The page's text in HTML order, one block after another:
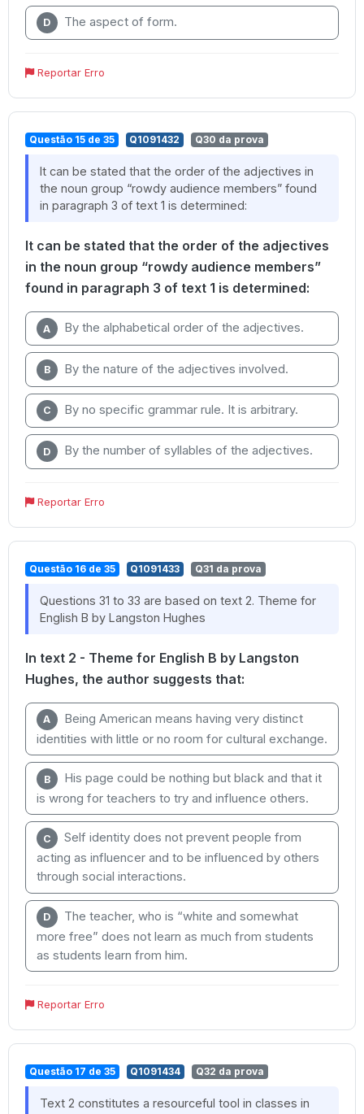
D The aspect of form.
Reportar Erro
Questão 15 de 35 Q1091432 Q30 da prova
It can be stated that the order of the adjectives in
the noun group “rowdy audience members” found
in paragraph 3 of text 1 is determined:
It can be stated that the order of the adjectives
in the noun group “rowdy audience members”
found in paragraph 3 of text 1 is determined:
A By the alphabetical order of the adjectives.
B By the nature of the adjectives involved.
C By no specific grammar rule. It is arbitrary.
D By the number of syllables of the adjectives.
Reportar Erro
Questão 16 de 35 Q1091433 Q31 da prova
Questions 31 to 33 are based on text 2. Theme for
English B by Langston Hughes
In text 2 - Theme for English B by Langston
Hughes, the author suggests that:
A
Being American means having very distinct
identities with little or no room for cultural exchange.
B
His page could be nothing but black and that it
is wrong for teachers to try and influence others.
C
Self identity does not prevent people from
acting as influencer and to be influenced by others
through social interactions.
D
The teacher, who is “white and somewhat
more free” does not learn as much from students
as students learn from him.
Reportar Erro
Questão 17 de 35 Q1091434 Q32 da prova
Text 2 constitutes a resourceful tool in classes in